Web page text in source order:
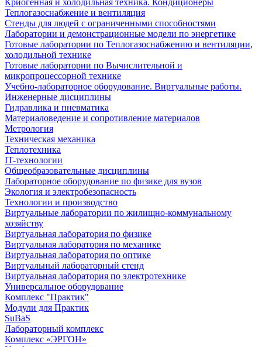
Криогенная и холодильная техника. Кондиционеры
Теплогазоснабжение и вентиляция
Стенды для людей с ограниченными способностями
Лаборатории и демонстрационные модели по энергетике
Готовые лаборатории по Теплогазоснабжению и вентиляции,
холодильной технике
Готовые лаборатории по Вычислительной и
микропроцессорной технике
Учебно-лабораторное оборудование. Виртуальные работы.
Инженерные дисциплины
Гидравлика и пневматика
Материаловедение и сопротивление материалов
Метрология
Техническая механика
Теплотехника
IT-технологии
Общеобразовательные дисциплины
Лабораторное оборудование по физике для вузов
Экология и электробезопасность
Технологии и производство
Виртуальные лаборатории по жилищно-коммунальному
хозяйству
Виртуальная лаборатория по физике
Виртуальная лаборатория по механике
Виртуальная лаборатория по оптике
Виртуальный лабораторный стенд
Виртуальная лаборатория по электротехнике
Универсальное оборудование
Комплекс "Практик"
Модули для Практик
SuBaS
Лабораторный комплекс
Комплекс «ЭРГОН»